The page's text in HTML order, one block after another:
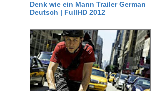
Denk wie ein Mann Trailer German
Deutsch | FullHD 2012